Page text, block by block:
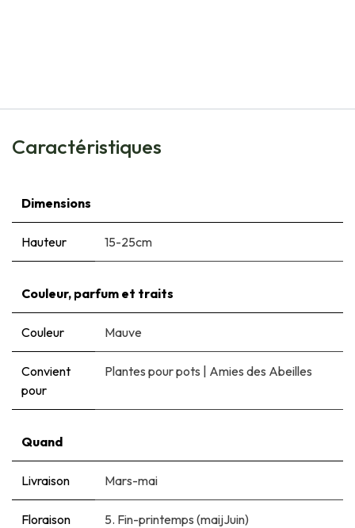
Caractéristiques
Dimensions
Hauteur 15-25cm
Couleur, parfum et traits
Couleur Mauve
Convient
pour
Plantes pour pots | Amies des Abeilles
Quand
Livraison Mars-mai
Floraison 5. Fin-printemps (maijJuin)